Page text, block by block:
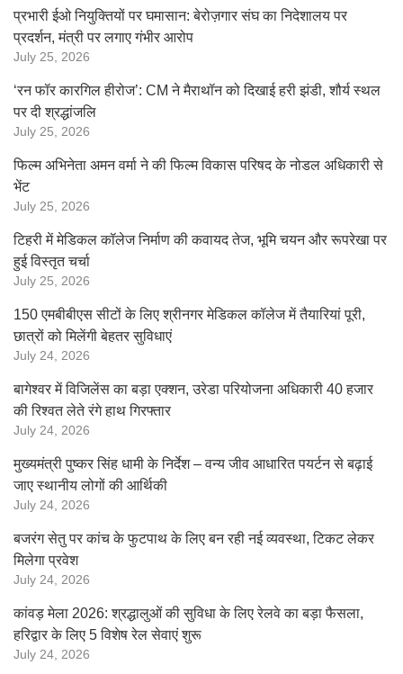
प्रभारी ईओ नियुक्तियों पर घमासान: बेरोज़गार संघ का निदेशालय पर
प्रदर्शन, मंत्री पर लगाए गंभीर आरोप
July 25, 2026
‘रन फॉर कारगिल हीरोज’: CM ने मैराथॉन को दिखाई हरी झंडी, शौर्य स्थल
पर दी श्रद्धांजलि
July 25, 2026
फिल्म अभिनेता अमन वर्मा ने की फिल्म विकास परिषद के नोडल अधिकारी से
भेंट
July 25, 2026
टिहरी में मेडिकल कॉलेज निर्माण की कवायद तेज, भूमि चयन और रूपरेखा पर
हुई विस्तृत चर्चा
July 25, 2026
150 एमबीबीएस सीटों के लिए श्रीनगर मेडिकल कॉलेज में तैयारियां पूरी,
छात्रों को मिलेंगी बेहतर सुविधाएं
July 24, 2026
बागेश्वर में विजिलेंस का बड़ा एक्शन, उरेडा परियोजना अधिकारी 40 हजार
की रिश्वत लेते रंगे हाथ गिरफ्तार
July 24, 2026
मुख्यमंत्री पुष्कर सिंह धामी के निर्देश – वन्य जीव आधारित पयर्टन से बढ़ाई
जाए स्थानीय लोगों की आर्थिकी
July 24, 2026
बजरंग सेतु पर कांच के फुटपाथ के लिए बन रही नई व्यवस्था, टिकट लेकर
मिलेगा प्रवेश
July 24, 2026
कांवड़ मेला 2026: श्रद्धालुओं की सुविधा के लिए रेलवे का बड़ा फैसला,
हरिद्वार के लिए 5 विशेष रेल सेवाएं शुरू
July 24, 2026